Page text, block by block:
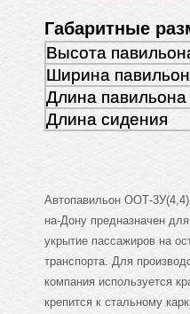
Габаритные
Высота
Ширина
Длина павильона
Длина сидения
Автопавильон ООТ-
на-Дону предназначен
укрытие пассажиров на
транспорта. Для
компания используется
крепится к стальному